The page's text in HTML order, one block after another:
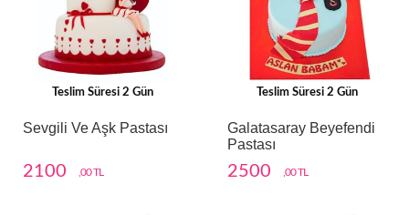
Teslim Süresi 2 Gün
Sevgili Ve Aşk Pastası
2100 ,00 TL
Teslim Süresi 2 Gün
Galatasaray Beyefendi
Pastası
2500 ,00 TL